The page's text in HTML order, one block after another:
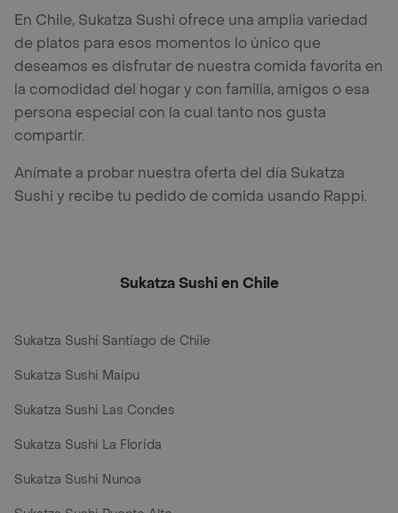
En Chile, Sukatza Sushi ofrece una amplia variedad
de platos para esos momentos lo único que
deseamos es disfrutar de nuestra comida favorita en
la comodidad del hogar y con familia, amigos o esa
persona especial con la cual tanto nos gusta
compartir.
Anímate a probar nuestra oferta del día Sukatza
Sushi y recibe tu pedido de comida usando Rappi.
Sukatza Sushi en Chile
Sukatza Sushi Santiago de Chile
Sukatza Sushi Maipu
Sukatza Sushi Las Condes
Sukatza Sushi La Florida
Sukatza Sushi Nunoa